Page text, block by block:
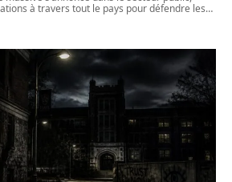
à travers tout le pays pour défendre les…